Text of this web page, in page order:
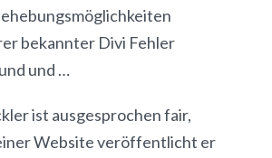
bekannter Divi Fehler
und …
ist ausgesprochen fair,
Website veröffentlicht er